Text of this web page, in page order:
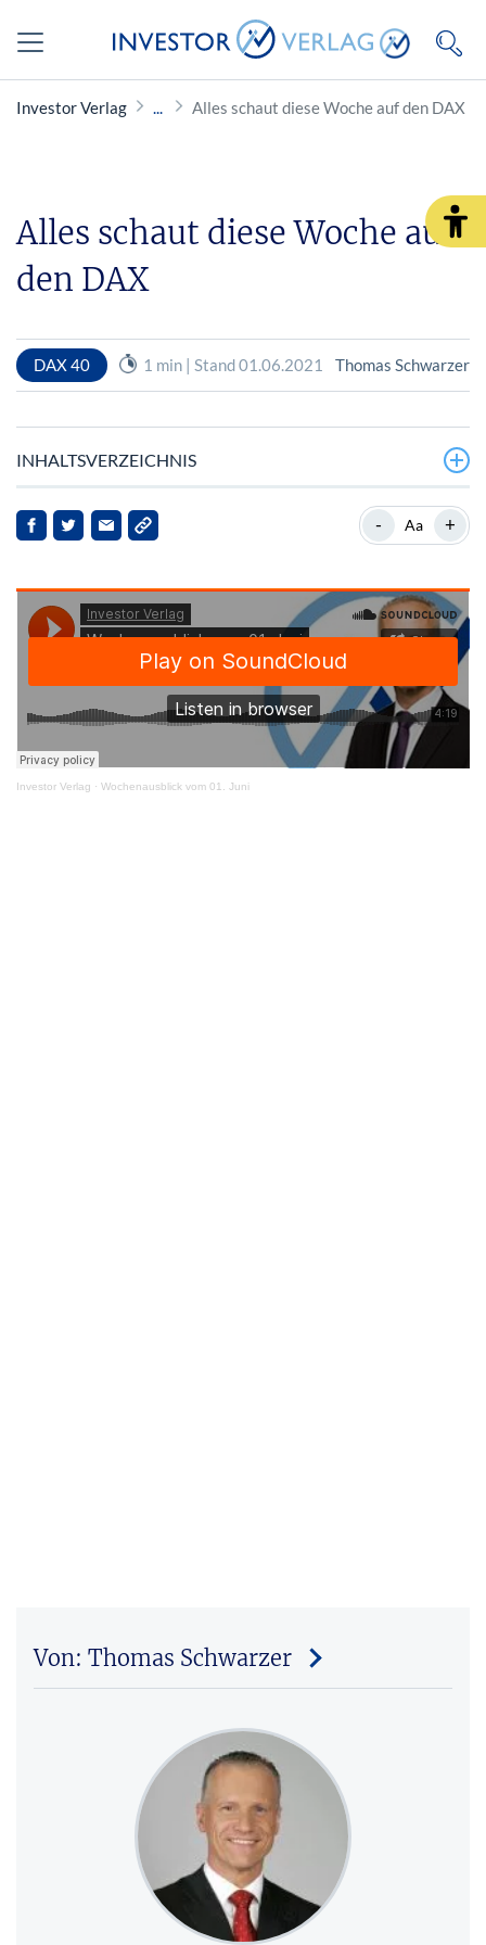
Investor Verlag Alles schaut diese Woche auf den DAX
Alles schaut diese Woche auf
den DAX
DAX 40 1 min | Stand 01.06.2021 Thomas Schwarzer
INHALTSVERZEICHNIS
- Aa +
Investor Verlag · Wochenausblick vom 01. Juni
Von: Thomas Schwarzer